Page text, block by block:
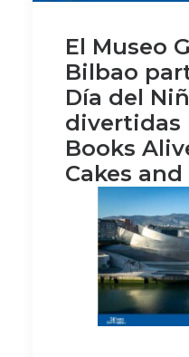
El Museo
Bilbao
Día del
divertidas
Books
Cakes and